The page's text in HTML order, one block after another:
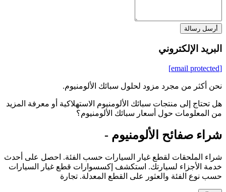
أرسل رسالة
البريد الإلكتروني
[email protected]
نحن أكثر من مجرد مزود لحلول سبائك الألومنيوم.
هل تحتاج إلى منتجات سبائك الألومنيوم الاستهلاكية أو معرفة المزيد
من المعلومات حول أسعار سبائك الألومنيوم؟
شراء صفائح الألومنيوم -
شراء الملحقات لقطع غيار السيارات حسب الفئة. احصل على أحدث
خدمة الأجزاء لسيارتك. استكشف إكسسوارات قطع غيار السيارات
حسب نوع الفئة والعثور على القطع المعدلة. تجارة